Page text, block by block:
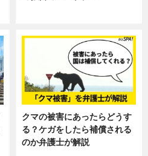
クマの被害にあったらどうす
る？ケガをしたら補償される
のか弁護士が解説